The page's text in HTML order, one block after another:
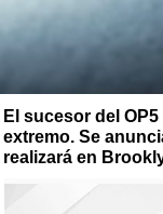
El sucesor del
extremo. Se
realizará en